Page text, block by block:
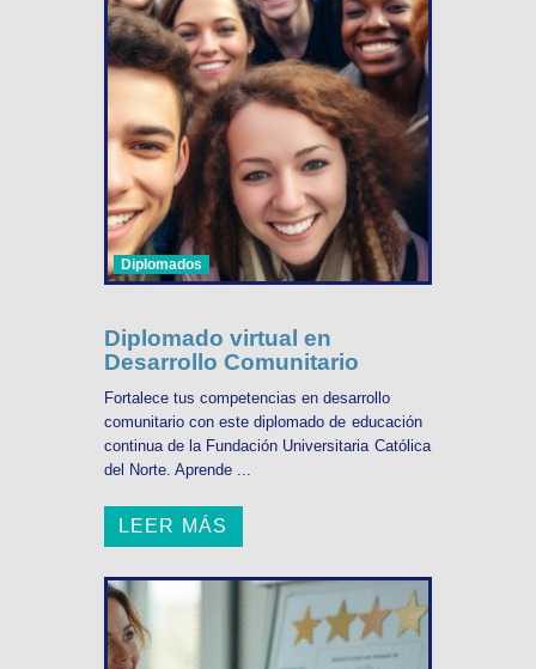
Diplomados
Diplomado virtual en
Desarrollo Comunitario
Fortalece tus competencias en desarrollo
comunitario con este diplomado de educación
continua de la Fundación Universitaria Católica
del Norte. Aprende ...
LEER MÁS